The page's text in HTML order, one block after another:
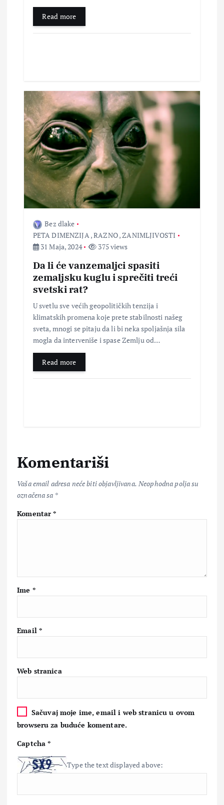
Read more
Bez dlake
PETA DIMENZIJA,RAZNO,ZANIMLJIVOSTI
31 Maja, 2024
375 views
Da li će vanzemaljci spasiti
zemaljsku kuglu i sprečiti treći
svetski rat?
U svetlu sve većih geopolitičkih tenzija i
klimatskih promena koje prete stabilnosti našeg
sveta, mnogi se pitaju da li bi neka spoljašnja sila
mogla da interveniše i spase Zemlju od…
Read more
Komentariši
Vaša email adresa neće biti objavljivana. Neophodna polja su
označena sa *
Komentar*
Ime *
Email *
Web stranica
Sačuvaj moje ime, email i web stranicu u ovom
browseru za buduće komentare.
Captcha*
Type the text displayed above: